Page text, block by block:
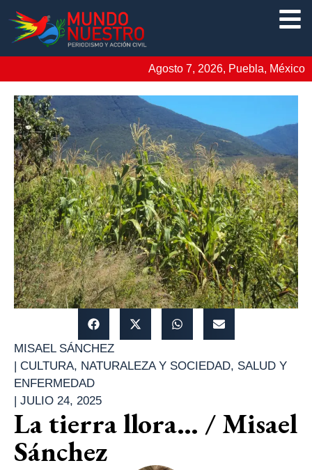
Agosto 7, 2026, Puebla, México
MISAEL SÁNCHEZ
| CULTURA, NATURALEZA Y SOCIEDAD, SALUD Y
ENFERMEDAD
| JULIO 24, 2025
La tierra llora… / Misael
Sánchez